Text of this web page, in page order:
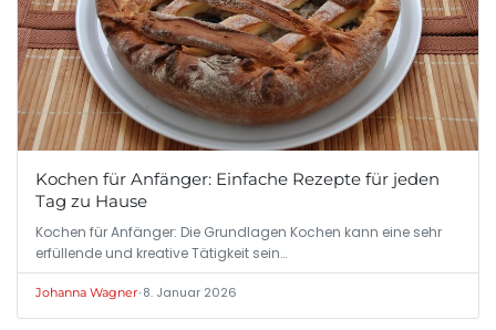
Kochen für Anfänger: Einfache Rezepte für jeden
Tag zu Hause
Kochen für Anfänger: Die Grundlagen Kochen kann eine sehr
erfüllende und kreative Tätigkeit sein…
Johanna Wagner•8. Januar 2026